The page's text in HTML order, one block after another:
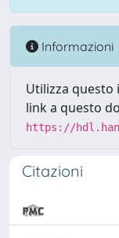
Informazioni
Utilizza
link a questo
https://
Citazioni